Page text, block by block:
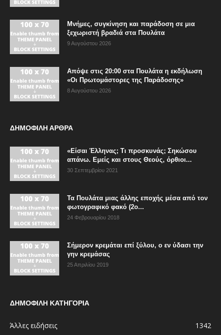
Μνήμες, συγκίνηση και παράδοση σε μια
ξεχωριστή βραδιά στα Πουλάτα
9 Αυγούστου 2026
Απόψε στις 20:00 στα Πουλάτα η εκδήλωση
«Οι Πρωτομάστορες της Παράδοσης»
8 Αυγούστου 2026
ΔΗΜΟΦΙΛΗ ΑΡΘΡΑ
«Είσαι Έλληνας; Τι προσκυνάς; Σηκώσου
απάνω. Εμείς και στους Θεούς, όρθιοι...
30 Σεπτεμβρίου 2021
Τα Πουλάτα μιας άλλης εποχής μέσα από τον
φωτογραφικό φακό (2ο...
24 Φεβρουαρίου 2018
Σήμερον κρεμάται επί ξύλου, ο εν ύδασι την
γην κρεμάσας
25 Απριλίου 2019
ΔΗΜΟΦΙΛΗ ΚΑΤΗΓΟΡΙΑ
Άλλες ειδήσεις
1342